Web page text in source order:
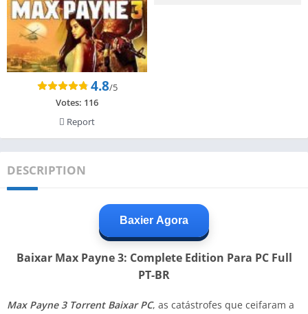
4.8/5
Votes: 116
Report
DESCRIPTION
Baxier Agora
Baixar Max Payne 3: Complete Edition Para PC Full
PT-BR
Max Payne 3 Torrent Baixar PC, as catástrofes que ceifaram a